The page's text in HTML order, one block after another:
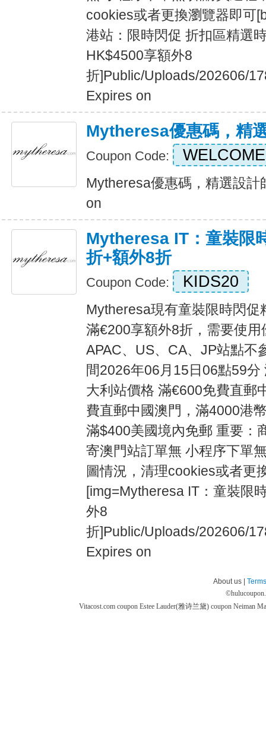
cookies或者更換瀏覽器即可
港站：限時閃促 折扣區精選
HK$4500享額外8
折]Public/Uploads/202606/
Expires on
Mytheresa優惠碼，精
Coupon Code:
Mytheresa優惠碼，精選設計
on
Mytheresa IT：童裝限
折+額外8折
Coupon Code: KIDS20
Mytheresa現有童裝限時閃促
滿€200享額外8折，需要使用
APAC、US、CA、JP站點不
間2026年06月15日06點59
大利站價格 滿€600免費直郵
費直郵中國澳門，滿4000港
滿$400美國境內免郵 重要：
寄澳門站訂單無 小程序下單
圖情況，清理cookies或者更
[img=Mytheresa IT：童裝限
外8
折]Public/Uploads/202606/
Expires on
About us |
©
Vitacost.com coupon Estee Lauder(雅诗兰黛) coupon Neiman